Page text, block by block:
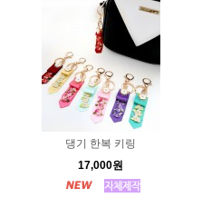
댕기 한복 키링
17,000원